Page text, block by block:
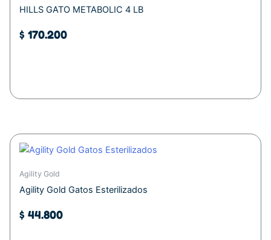
HILLS GATO METABOLIC 4 LB
$ 170.200
Agility Gold
Agility Gold Gatos Esterilizados
$ 44.800